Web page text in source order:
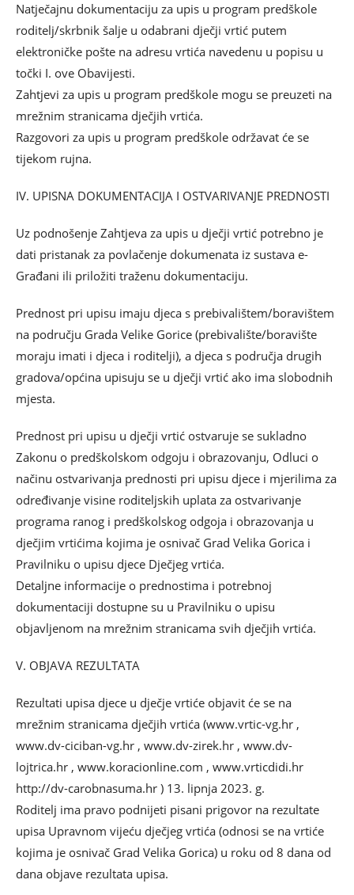
Natječajnu dokumentaciju za upis u program predškole
roditelj/skrbnik šalje u odabrani dječji vrtić putem
elektroničke pošte na adresu vrtića navedenu u popisu u
točki I. ove Obavijesti.
Zahtjevi za upis u program predškole mogu se preuzeti na
mrežnim stranicama dječjih vrtića.
Razgovori za upis u program predškole održavat će se
tijekom rujna.
IV. UPISNA DOKUMENTACIJA I OSTVARIVANJE PREDNOSTI
Uz podnošenje Zahtjeva za upis u dječji vrtić potrebno je
dati pristanak za povlačenje dokumenata iz sustava e-
Građani ili priložiti traženu dokumentaciju.
Prednost pri upisu imaju djeca s prebivalištem/boravištem
na području Grada Velike Gorice (prebivalište/boravište
moraju imati i djeca i roditelji), a djeca s područja drugih
gradova/općina upisuju se u dječji vrtić ako ima slobodnih
mjesta.
Prednost pri upisu u dječji vrtić ostvaruje se sukladno
Zakonu o predškolskom odgoju i obrazovanju, Odluci o
načinu ostvarivanja prednosti pri upisu djece i mjerilima za
određivanje visine roditeljskih uplata za ostvarivanje
programa ranog i predškolskog odgoja i obrazovanja u
dječjim vrtićima kojima je osnivač Grad Velika Gorica i
Pravilniku o upisu djece Dječjeg vrtića.
Detaljne informacije o prednostima i potrebnoj
dokumentaciji dostupne su u Pravilniku o upisu
objavljenom na mrežnim stranicama svih dječjih vrtića.
V. OBJAVA REZULTATA
Rezultati upisa djece u dječje vrtiće objavit će se na
mrežnim stranicama dječjih vrtića (www.vrtic-vg.hr ,
www.dv-ciciban-vg.hr , www.dv-zirek.hr , www.dv-
lojtrica.hr , www.koracionline.com , www.vrticdidi.hr
http://dv-carobnasuma.hr ) 13. lipnja 2023. g.
Roditelj ima pravo podnijeti pisani prigovor na rezultate
upisa Upravnom vijeću dječjeg vrtića (odnosi se na vrtiće
kojima je osnivač Grad Velika Gorica) u roku od 8 dana od
dana objave rezultata upisa.